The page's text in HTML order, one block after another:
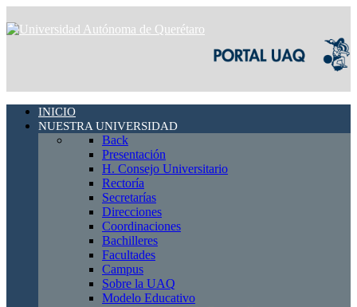
INICIO
NUESTRA UNIVERSIDAD
Back
Presentación
H. Consejo Universitario
Rectoría
Secretarías
Direcciones
Coordinaciones
Bachilleres
Facultades
Campus
Sobre la UAQ
Modelo Educativo